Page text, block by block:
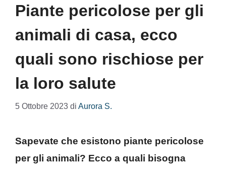
Piante pericolose per gli
animali di casa, ecco
quali sono rischiose per
la loro salute
5 Ottobre 2023 di Aurora S.
Sapevate che esistono piante pericolose
per gli animali? Ecco a quali bisogna